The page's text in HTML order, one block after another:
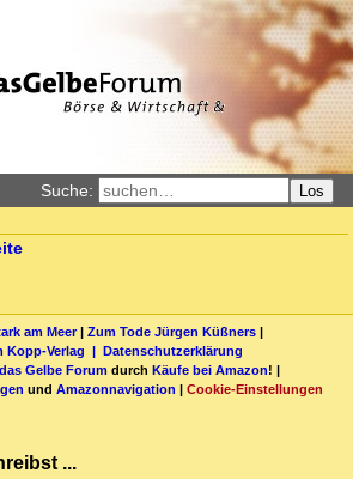
Suche: Los
am Meer| Zum Tode Jürgen Küßners |
Kopp-Verlag | Datenschutzerklärung
Gelbe Forum durch Käufe bei Amazon! |
und Amazonnavigation | Cookie-Einstellungen
...